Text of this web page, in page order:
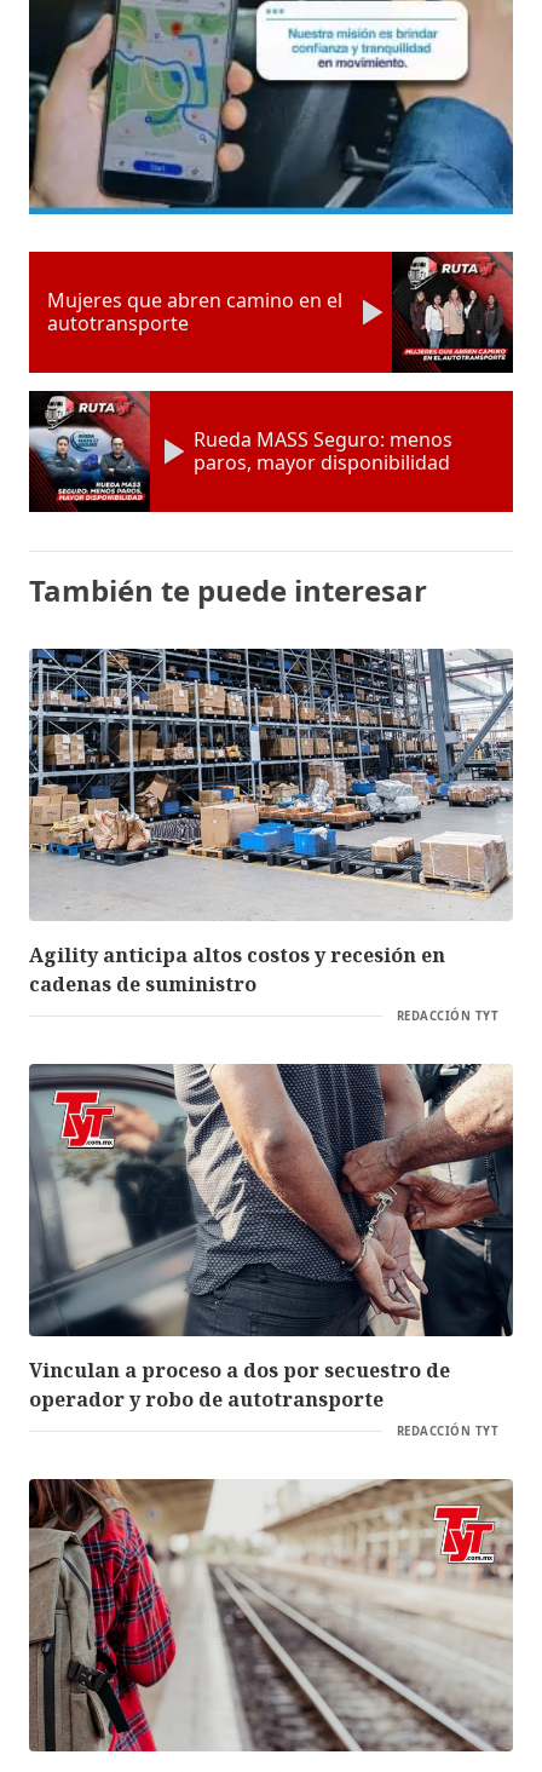
Mujeres que abren camino en el
autotransporte
Rueda MASS Seguro: menos
paros, mayor disponibilidad
También te puede interesar
Agility anticipa altos costos y recesión en
cadenas de suministro
REDACCIÓN TYT
Vinculan a proceso a dos por secuestro de
operador y robo de autotransporte
REDACCIÓN TYT